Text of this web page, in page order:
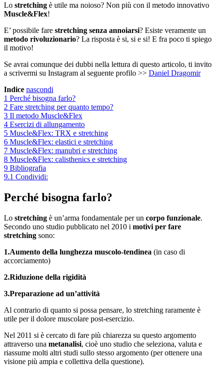
Lo stretching è utile ma noioso? Non più con il metodo innovativo
Muscle&Flex!
E’ possibile fare stretching senza annoiarsi? Esiste veramente un
metodo rivoluzionario? La risposta è si, si e si! E fra poco ti spiego
il motivo!
Se avrai comunque dei dubbi nella lettura di questo articolo, ti invito
a scrivermi su Instagram al seguente profilo >> Daniel Dragomir
Indice nascondi
1 Perché bisogna farlo?
2 Fare stretching per quanto tempo?
3 Il metodo Muscle&Flex
4 Esercizi di allungamento
5 Muscle&Flex: TRX e stretching
6 Muscle&Flex: elastici e stretching
7 Muscle&Flex: manubri e stretching
8 Muscle&Flex: calisthenics e stretching
9 Bibliografia
9.1 Condividi:
Perché bisogna farlo?
Lo stretching è un’arma fondamentale per un corpo funzionale.
Secondo uno studio pubblicato nel 2010 i motivi per fare
stretching sono:
1.Aumento della lunghezza muscolo-tendinea (in caso di
accorciamento)
2.Riduzione della rigidità
3.Preparazione ad un’attività
Al contrario di quanto si possa pensare, lo stretching raramente è
utile per il dolore muscolare post-esercizio.
Nel 2011 si è cercato di fare più chiarezza su questo argomento
attraverso una metanalisi, cioè uno studio che seleziona, valuta e
riassume molti altri studi sullo stesso argomento (per ottenere una
visione più ampia e collettiva della questione).